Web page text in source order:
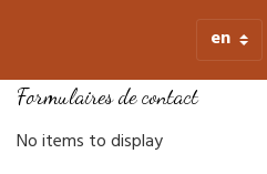
Formulaires de contact
No items to display